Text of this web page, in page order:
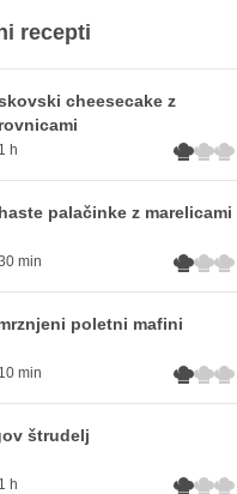
recepti
cheesecake z
1 h
palačinke z marelicami
min
poletni mafini
10 min
štrudelj
1 h